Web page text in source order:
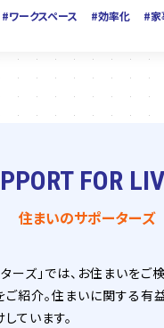
#ワークスペース #効率化 #家
FOR
住まいのサポーターズ
ーズ」では、お住まいを
紹介。住まいに関する有
ています。